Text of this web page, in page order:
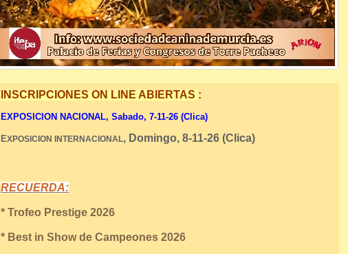
INSCRIPCIONES ON LINE ABIERTAS :
EXPOSICION NACIONAL, Sabado, 7-11-26 (Clica)
EXPOSICION INTERNACIONAL, Domingo, 8-11-26 (Clica)
RECUERDA:
* Trofeo Prestige 2026
* Best in Show de Campeones 2026